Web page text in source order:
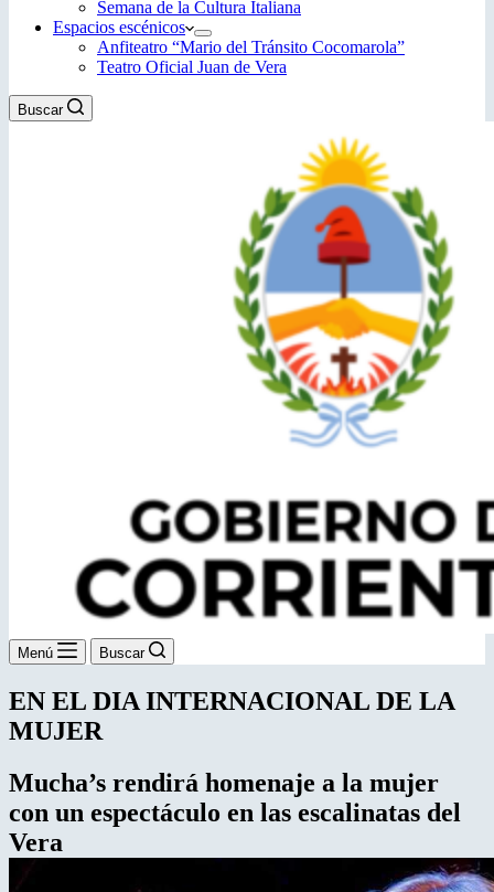
Semana de la Cultura Italiana
Espacios escénicos
Anfiteatro “Mario del Tránsito Cocomarola”
Teatro Oficial Juan de Vera
Buscar
Menú Buscar
EN EL DIA INTERNACIONAL DE LA
MUJER
Mucha’s rendirá homenaje a la mujer
con un espectáculo en las escalinatas del
Vera